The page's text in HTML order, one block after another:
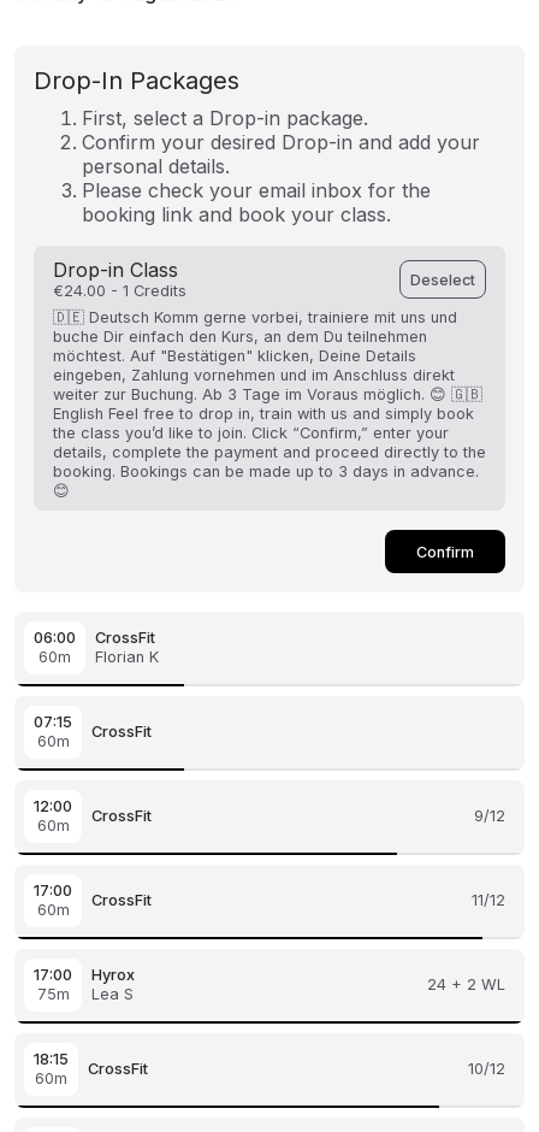
Drop-In Packages
First, select a Drop-in package.
Confirm your desired Drop-in and add your
personal details.
Please check your email inbox for the
booking link and book your class.
Drop-in Class
€24.00 - 1 Credits
Deselect
🇩🇪 Deutsch Komm gerne vorbei, trainiere mit uns und
buche Dir einfach den Kurs, an dem Du teilnehmen
möchtest. Auf "Bestätigen" klicken, Deine Details
eingeben, Zahlung vornehmen und im Anschluss direkt
weiter zur Buchung. Ab 3 Tage im Voraus möglich. 😊 🇬🇧
English Feel free to drop in, train with us and simply book
the class you’d like to join. Click “Confirm,” enter your
details, complete the payment and proceed directly to the
booking. Bookings can be made up to 3 days in advance.
😊
Confirm
06:00
60m
CrossFit
Florian K
07:15
60m
CrossFit
12:00
60m
CrossFit 9/12
17:00
60m
CrossFit 11/12
17:00
75m
Hyrox
Lea S
24 + 2 WL
18:15
60m
CrossFit 10/12